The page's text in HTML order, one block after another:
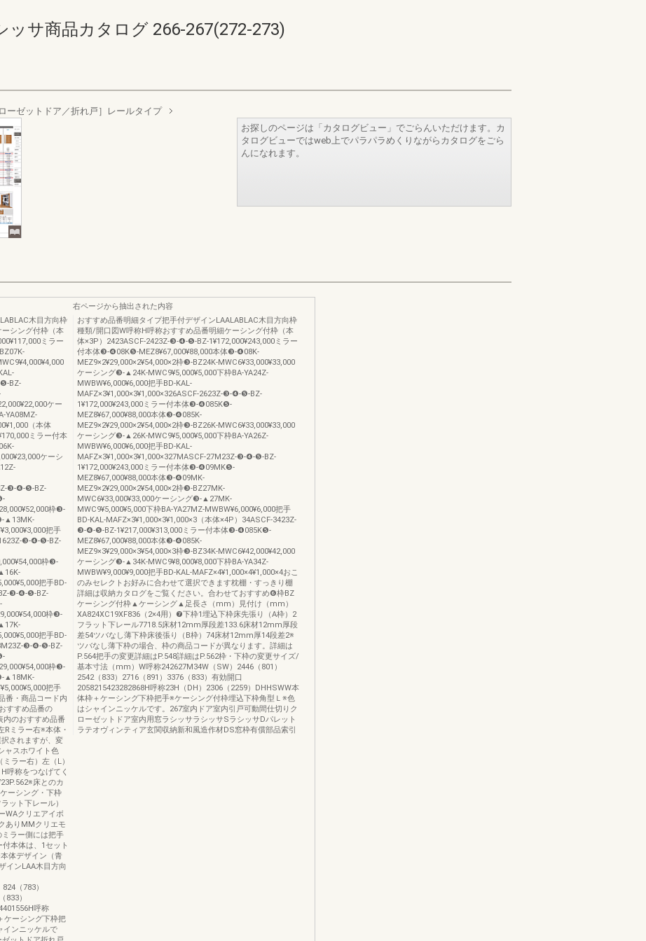
ッサ商品カタログ 266-267(272-273)
ローゼットドア／折れ戸］レールタイプ
お探しのページは「カタログビュー」でごらんいただけます。カ
タログビューではweb上でパラパラめくりながらカタログをごら
んになれます。
木目方向枠
シング付枠（本
ミラー
BZ-
ケー
YA08MZ-
（本体
ミラー付本
ケーシ
❸-❹-❺-BZ-
枠❸-
▲13MK-
把手
1623Z-❸-❹-❺-BZ-
枠❸-
把手BD-
❸-❹-❺-BZ-
枠❸-
把手BD-
❸-❹-❺-BZ-
枠❸-
▲18MK-
把手
番・商品コード内
すすめ品番の
のおすすめ品番
ミラー右※本体・
されますが、変
ャスホワイト色
ラー右）左（L）
呼称をつなげてく
床とのカ
ーシング・下枠
ット下レール）
WAクリエアイボ
ありMMクリエモ
ラー側には把手
本体は、1セット
体デザイン（青
インLAA木目方向
（783）
833）
呼称
ケーシング下枠把
インニッケルで
右ページから抽出された内容
おすすめ品番明細タイプ把手付デザインLAALABLAC木目方向枠
種類/開口図W呼称H呼称おすすめ品番明細ケーシング付枠（本
体×3P）2423ASCF-2423Z-❸-❹-❺-BZ-1¥172,000¥243,000ミラー
付本体❸-❹08K❺-MEZ8¥67,000¥88,000本体❸-❹08K-
MEZ9×2¥29,000×2¥54,000×2枠❸-BZ24K-MWC6¥33,000¥33,000
ケーシング❸-▲24K-MWC9¥5,000¥5,000下枠BA-YA24Z-
MWBW¥6,000¥6,000把手BD-KAL-
MAFZ×3¥1,000×3¥1,000×326ASCF-2623Z-❸-❹-❺-BZ-
1¥172,000¥243,000ミラー付本体❸-❹085K❺-
MEZ8¥67,000¥88,000本体❸-❹085K-
MEZ9×2¥29,000×2¥54,000×2枠❸-BZ26K-MWC6¥33,000¥33,000
ケーシング❸-▲26K-MWC9¥5,000¥5,000下枠BA-YA26Z-
MWBW¥6,000¥6,000把手BD-KAL-
MAFZ×3¥1,000×3¥1,000×327MASCF-27M23Z-❸-❹-❺-BZ-
1¥172,000¥243,000ミラー付本体❸-❹09MK❺-
MEZ8¥67,000¥88,000本体❸-❹09MK-
MEZ9×2¥29,000×2¥54,000×2枠❸-BZ27MK-
MWC6¥33,000¥33,000ケーシング❸-▲27MK-
MWC9¥5,000¥5,000下枠BA-YA27MZ-MWBW¥6,000¥6,000把手
BD-KAL-MAFZ×3¥1,000×3¥1,000×3（本体×4P）34ASCF-3423Z-
❸-❹-❺-BZ-1¥217,000¥313,000ミラー付本体❸-❹085K❺-
MEZ8¥67,000¥88,000本体❸-❹085K-
MEZ9×3¥29,000×3¥54,000×3枠❸-BZ34K-MWC6¥42,000¥42,000
ケーシング❸-▲34K-MWC9¥8,000¥8,000下枠BA-YA34Z-
MWBW¥9,000¥9,000把手BD-KAL-MAFZ×4¥1,000×4¥1,000×4おこ
のみセレクトお好みに合わせて選択できます枕棚・すっきり棚
詳細は収納カタログをご覧ください。合わせておすすめ❻枠BZ
ケーシング付枠▲ケーシング▲足長さ（mm）見付け（mm）
XA824XC19XF836（2×4用）❼下枠1埋込下枠床先張り（A枠）2
フラット下レール7718.5床材12mm厚段差133.6床材12mm厚段
差54ツバなし薄下枠床後張り（B枠）74床材12mm厚14段差2※
ツバなし薄下枠の場合、枠の商品コードが異なります。詳細は
P.564把手の変更詳細はP.548詳細はP.562枠・下枠の変更サイズ/
基本寸法（mm）W呼称242627M34W（SW）2446（801）
2542（833）2716（891）3376（833）有効開口
2058215423282868H呼称23H（DH）2306（2259）DHHSWW本
体枠＋ケーシング下枠把手※ケーシング付枠埋込下枠角型Ｌ※色
はシャインニッケルです。267室内ドア室内引戸可動間仕切りク
ローゼットドア室内用窓ラシッサラシッサSラシッサDパレット
ラテオヴィンティア玄関収納新和風造作材DS窓枠有償部品索引